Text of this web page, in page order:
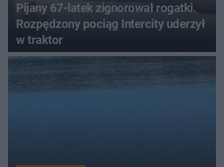
Pijany 67-latek zignorował rogatki.
Rozpędzony pociąg Intercity uderzył
w traktor